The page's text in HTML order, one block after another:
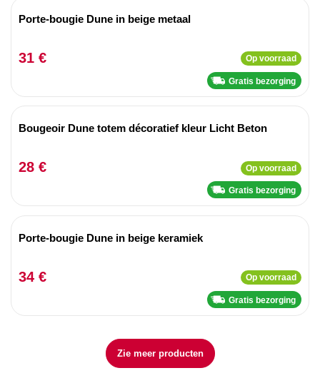
Porte-bougie Dune in beige metaal
31 € Op voorraad
Gratis bezorging
Bougeoir Dune totem décoratief kleur Licht Beton
28 € Op voorraad
Gratis bezorging
Porte-bougie Dune in beige keramiek
34 € Op voorraad
Gratis bezorging
Zie meer producten